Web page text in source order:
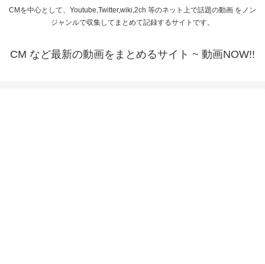
CMを中心として、Youtube,Twitter,wiki,2ch 等のネット上で話題の動画 をノン
ジャンルで収集してまとめて記録するサイトです。
CM など最新の動画をまとめるサイト ~ 動画NOW!!